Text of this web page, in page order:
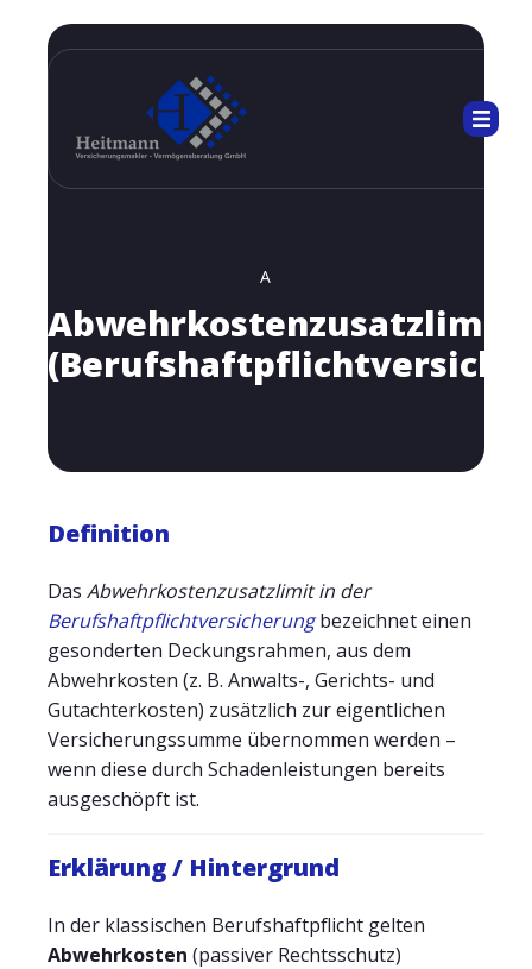
A
Abwehrkostenzusatzlimit
Definition
Das Abwehrkostenzusatzlimit in der
Berufshaftpflichtversicherungbezeichnet einen
gesonderten Deckungsrahmen, aus dem
Abwehrkosten (z. B. Anwalts-, Gerichts- und
Gutachterkosten) zusätzlich zur eigentlichen
Versicherungssumme übernommen werden –
wenn diese durch Schadenleistungen bereits
ausgeschöpft ist.
Erklärung / Hintergrund
In der klassischen Berufshaftpflicht gelten
Abwehrkosten (passiver Rechtsschutz)